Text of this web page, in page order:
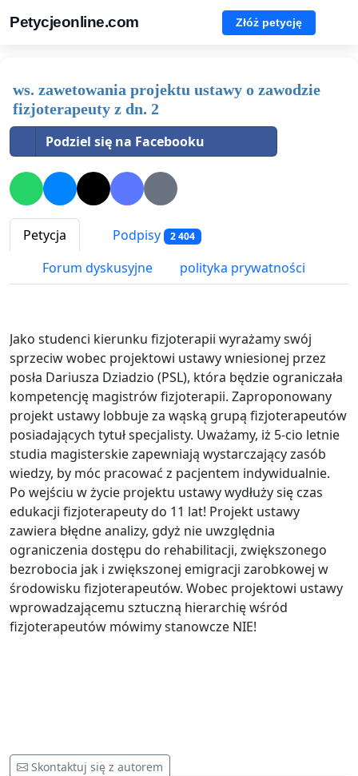
Petycjeonline.com Złóż petycję
ws. zawetowania projektu ustawy o zawodzie
fizjoterapeuty z dn. 2
Podziel się na Facebooku
Petycja Podpisy 2 404
Forum dyskusyjne polityka prywatności
Jako studenci kierunku fizjoterapii wyrażamy swój
sprzeciw wobec projektowi ustawy wniesionej przez
posła Dariusza Dziadzio (PSL), która będzie ograniczała
kompetencję magistrów fizjoterapii. Zaproponowany
projekt ustawy lobbuje za wąską grupą fizjoterapeutów
posiadających tytuł specjalisty. Uważamy, iż 5-cio letnie
studia magisterskie zapewniają wystarczający zasób
wiedzy, by móc pracować z pacjentem indywidualnie.
Po wejściu w życie projektu ustawy wydłuży się czas
edukacji fizjoterapeuty do 11 lat! Projekt ustawy
zawiera błędne analizy, gdyż nie uwzględnia
ograniczenia dostępu do rehabilitacji, zwiększonego
bezrobocia jak i zwiększonej emigracji zarobkowej w
środowisku fizjoterapeutów. Wobec projektowi ustawy
wprowadzającemu sztuczną hierarchię wśród
fizjoterapeutów mówimy stanowcze NIE!
Skontaktuj się z autorem